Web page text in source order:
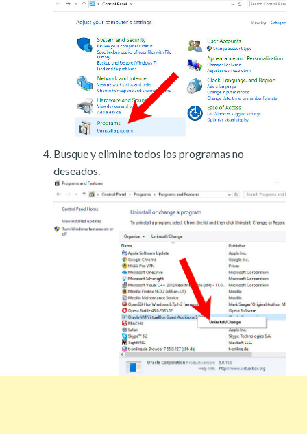
Busque y elimine todos los programas no
deseados.